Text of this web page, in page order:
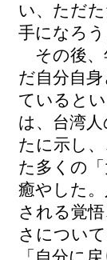
い、ただ
手になろう
その後、
だ自分自
ているとい
は、台湾
たに示し
た多くの
癒やした
される覚
さについ